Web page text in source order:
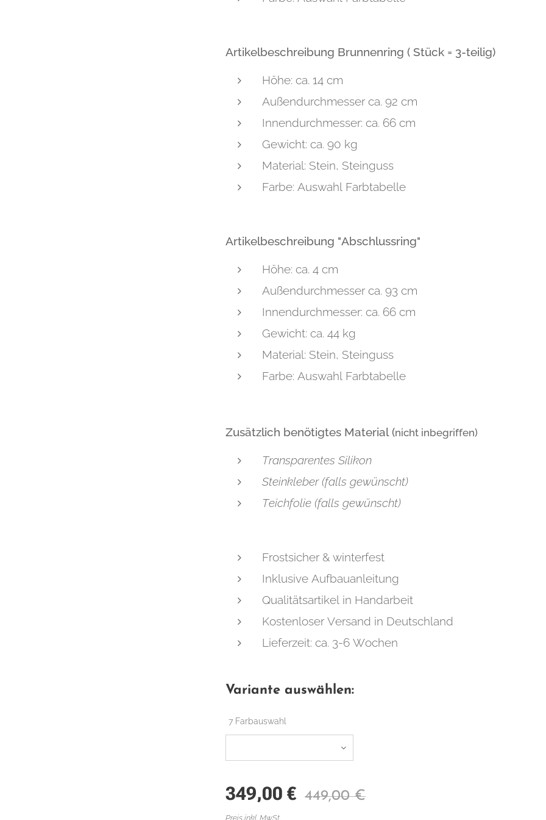
Artikelbeschreibung Brunnenring ( Stück = 3-teilig)
Höhe: ca. 14 cm
Außendurchmesser ca. 92 cm
Innendurchmesser: ca. 66 cm
Gewicht: ca. 90 kg
Material: Stein, Steinguss
Farbe: Auswahl Farbtabelle
Artikelbeschreibung "Abschlussring"
Höhe: ca. 4 cm
Außendurchmesser ca. 93 cm
Innendurchmesser: ca. 66 cm
Gewicht: ca. 44 kg
Material: Stein, Steinguss
Farbe: Auswahl Farbtabelle
Zusätzlich benötigtes Material (nicht inbegriffen)
Transparentes Silikon
Steinkleber (falls gewünscht)
Teichfolie (falls gewünscht)
Frostsicher & winterfest
Inklusive Aufbauanleitung
Qualitätsartikel in Handarbeit
Kostenloser Versand in Deutschland
Lieferzeit: ca. 3-6 Wochen
Variante auswählen:
7 Farbauswahl
349,00 € 449,00€
Preis inkl. MwSt.